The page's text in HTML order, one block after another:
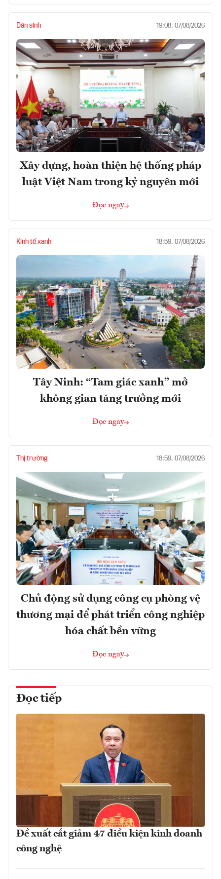
Dân sinh 19:08, 07/08/2026
Xây dựng, hoàn thiện hệ thống pháp
luật Việt Nam trong kỷ nguyên mới
Đọc ngay
Kinh tế xanh 18:59, 07/08/2026
Tây Ninh: “Tam giác xanh” mở
không gian tăng trưởng mới
Đọc ngay
Thị trường 18:59, 07/08/2026
Chủ động sử dụng công cụ phòng vệ
thương mại để phát triển công nghiệp
hóa chất bền vững
Đọc ngay
Đọc tiếp
Đề xuất cắt giảm 47 điều kiện kinh doanh
công nghệ